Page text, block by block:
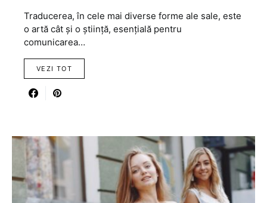
Traducerea, în cele mai diverse forme ale sale, este
o artă cât și o știință, esențială pentru
comunicarea…
VEZI TOT